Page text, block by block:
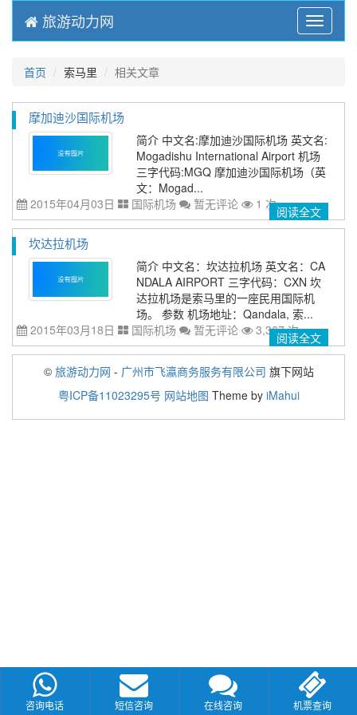
Menu
旅游动力网
首页 索马里 相关文章
摩加迪沙国际机场
简介 中文名:摩加迪沙国际机场 英文名:
Mogadishu International Airport 机场
三字代码:MGQ 摩加迪沙国际机场（英
文：Mogad...
2015年04月03日
国际机场 暂无评论 1 次阅读全文
坎达拉机场
简介 中文名：坎达拉机场 英文名：CA
NDALA AIRPORT 三字代码：CXN 坎
达拉机场是索马里的一座民用国际机
场。 参数 机场地址：Qandala, 索...
2015年03月18日
国际机场 暂无评论 3,367 次阅读全文
© 旅游动力网 - 广州市飞瀛商务服务有限公司 旗下网站
粤ICP备11023295号 网站地图 Theme by iMahui
咨询电话 短信咨询 在线咨询 机票查询